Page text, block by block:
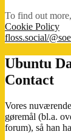
To find out
Cookie Policy
floss.social/
Ubuntu
Contact
Vores
gøremål (bl.a.
forum), så han